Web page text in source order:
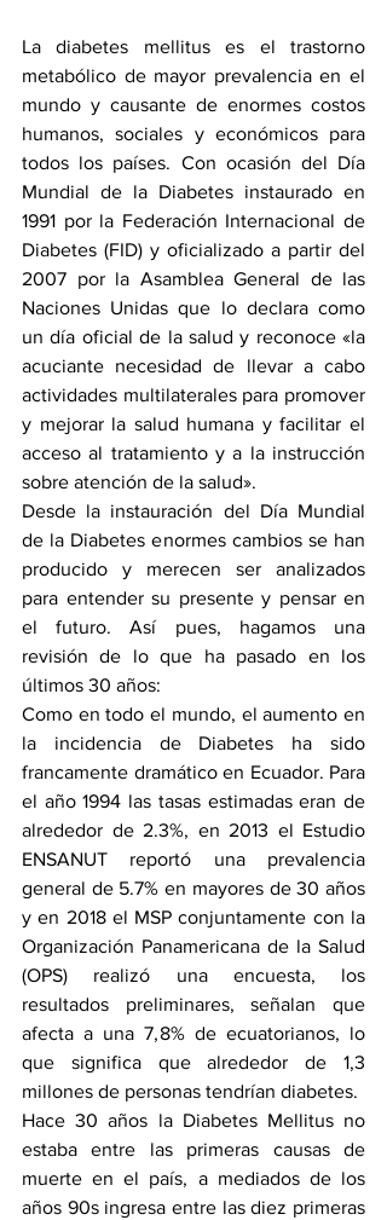
La diabetes mellitus es el trastorno
metabólico de mayor prevalencia en el
mundo y causante de enormes costos
humanos, sociales y económicos para
todos los países. Con ocasión del Día
Mundial de la Diabetes instaurado en
1991 por la Federación Internacional de
Diabetes (FID) y oficializado a partir del
2007 por la Asamblea General de las
Naciones Unidas que lo declara como
un día oficial de la salud y reconoce «la
acuciante necesidad de llevar a cabo
actividades multilaterales para promover
y mejorar la salud humana y facilitar el
acceso al tratamiento y a la instrucción
sobre atención de la salud».
Desde la instauración del Día Mundial
de la Diabetes enormes cambios se han
producido y merecen ser analizados
para entender su presente y pensar en
el futuro. Así pues, hagamos una
revisión de lo que ha pasado en los
últimos 30 años:
Como en todo el mundo, el aumento en
la incidencia de Diabetes ha sido
francamente dramático en Ecuador. Para
el año 1994 las tasas estimadas eran de
alrededor de 2.3%, en 2013 el Estudio
ENSANUT reportó una prevalencia
general de 5.7% en mayores de 30 años
y en 2018 el MSP conjuntamente con la
Organización Panamericana de la Salud
(OPS) realizó una encuesta, los
resultados preliminares, señalan que
afecta a una 7,8% de ecuatorianos, lo
que significa que alrededor de 1,3
millones de personas tendrían diabetes.
Hace 30 años la Diabetes Mellitus no
estaba entre las primeras causas de
muerte en el país, a mediados de los
años 90s ingresa entre las diez primeras